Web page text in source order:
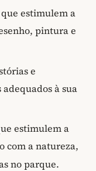
estimulem a
pintura e
e
à sua
estimulem a
com a natureza,
no parque.